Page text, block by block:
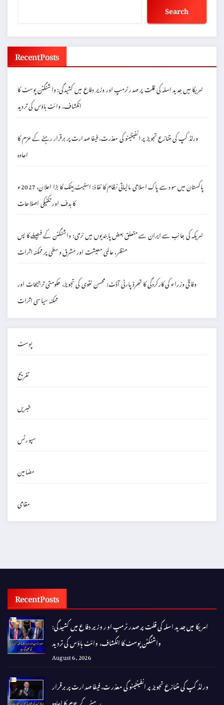
Search
Recent Posts
امریکا میں جدید اسلہ کی قلت پر صدر ٹرمپ اور وزیر دفاع میں کشیدگی: واشنگٹن پوسٹ کا
انکشاف، وائٹ ہاؤس کی تردید
ورلڈ کپ کی متنازع تجویز پر انفینٹینو کی معذرت، فیفا صدارت پر برقرار رہنے کے عزم کا
اعادہ
پاکستان میں سود سے پاک اسلامی مالیاتی نظام کا نفاذ: اسٹیٹ بینک کا بڑا اعلان، 2027ء
کا ہدف اور تکنیکی اصلاحات
امریکہ کی جانب سے ایران سے متعلق بعض پابندیوں میں نرمی: واشنگٹن کے فیصلے کا پس
منظر، عالمی معیشت اور مشرق وسطیٰ پر ممکنہ اثرات
وفاقی وزراء کی کارکردگی کا تھرڈ پارٹی آڈٹ: محسن نقوی کی تجویز، حکومتی ترجیحات اور
ممکنہ سیاسی اثرات
پوسٹ
تفریح
خبریں
سپورٹس
مضامین
مقامی
Recent Posts
امریکا میں جدید اسلہ کی قلت پر صدر ٹرمپ اور وزیر دفاع میں کشیدگی:
واشنگٹن پوسٹ کا انکشاف، وائٹ ہاؤس کی تردید
August 6, 2026
ورلڈ کپ کی متنازع تجویز پر انفینٹینو کی معذرت، فیفا صدارت پر برقرار